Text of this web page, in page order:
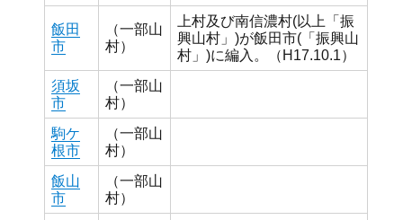
飯田
市
（一部山
村）
上村及び南信濃村(以上「振
興山村」)が飯田市(「振興山
村」)に編入。（H17.10.1）
須坂
市
（一部山
村）
駒ケ
根市
（一部山
村）
飯山
市
（一部山
村）